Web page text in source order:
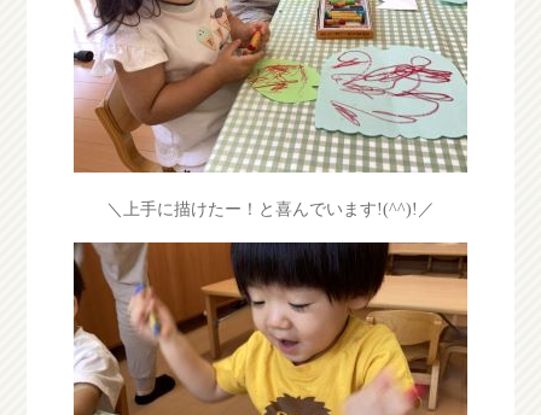
＼上手に描けたー！と喜んでいます!(^^)!／